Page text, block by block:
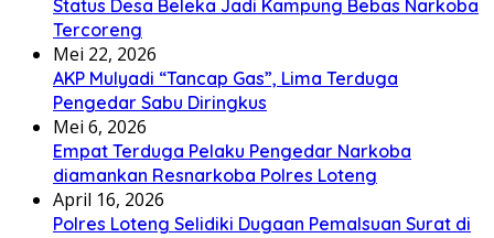
Status Desa Beleka Jadi ‎Kampung Bebas Narkoba
Tercoreng
Mei 22, 2026
AKP Mulyadi “Tancap Gas”, Lima Terduga
Pengedar Sabu Diringkus
Mei 6, 2026
Empat Terduga Pelaku Pengedar Narkoba
diamankan Resnarkoba Polres Loteng
April 16, 2026
Polres Loteng Selidiki Dugaan Pemalsuan Surat di